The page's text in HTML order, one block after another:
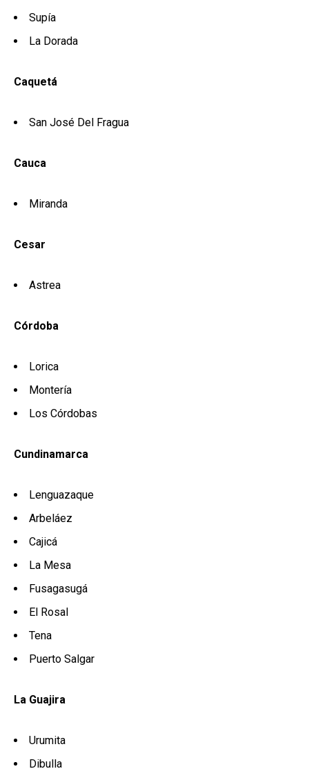
Supía
La Dorada
Caquetá
San José Del Fragua
Cauca
Miranda
Cesar
Astrea
Córdoba
Lorica
Montería
Los Córdobas
Cundinamarca
Lenguazaque
Arbeláez
Cajicá
La Mesa
Fusagasugá
El Rosal
Tena
Puerto Salgar
La Guajira
Urumita
Dibulla